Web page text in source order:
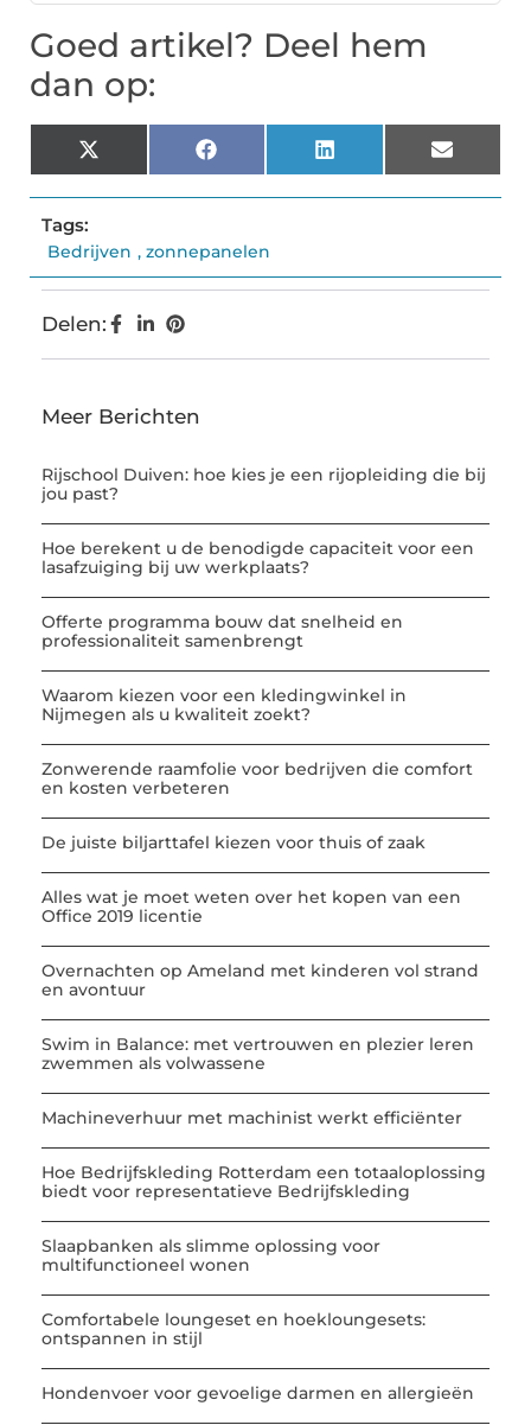
Goed artikel? Deel hem
dan op:
X
(Twitter)
Facebook LinkedIn Email
Tags:
Bedrijven , zonnepanelen
Delen:
Meer Berichten
Rijschool Duiven: hoe kies je een rijopleiding die bij
jou past?
Hoe berekent u de benodigde capaciteit voor een
lasafzuiging bij uw werkplaats?
Offerte programma bouw dat snelheid en
professionaliteit samenbrengt
Waarom kiezen voor een kledingwinkel in
Nijmegen als u kwaliteit zoekt?
Zonwerende raamfolie voor bedrijven die comfort
en kosten verbeteren
De juiste biljarttafel kiezen voor thuis of zaak
Alles wat je moet weten over het kopen van een
Office 2019 licentie
Overnachten op Ameland met kinderen vol strand
en avontuur
Swim in Balance: met vertrouwen en plezier leren
zwemmen als volwassene
Machineverhuur met machinist werkt efficiënter
Hoe Bedrijfskleding Rotterdam een totaaloplossing
biedt voor representatieve Bedrijfskleding
Slaapbanken als slimme oplossing voor
multifunctioneel wonen
Comfortabele loungeset en hoekloungesets:
ontspannen in stijl
Hondenvoer voor gevoelige darmen en allergieën